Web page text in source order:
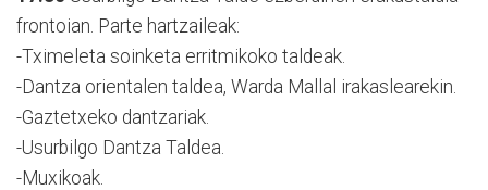
frontoian. Parte hartzaileak:
-Tximeleta soinketa erritmikoko taldeak.
-Dantza orientalen taldea, Warda Mallal irakaslearekin.
-Gaztetxeko dantzariak.
-Usurbilgo Dantza Taldea.
-Muxikoak.